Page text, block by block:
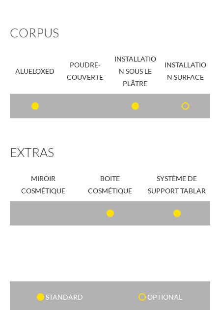
CORPUS
ALUELOXED
POUDRE-
COUVERTE
INSTALLATIO
N SOUS LE
PLÂTRE
INSTALLATIO
N SURFACE
EXTRAS
MIROIR
COSMÉTIQUE
BOITE
COSMÉTIQUE
SYSTÈME DE
SUPPORT TABLAR
STANDARD OPTIONAL